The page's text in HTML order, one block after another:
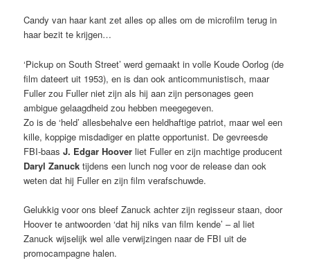
Candy van haar kant zet alles op alles om de microfilm terug in
haar bezit te krijgen…
‘Pickup on South Street’ werd gemaakt in volle Koude Oorlog (de
film dateert uit 1953), en is dan ook anticommunistisch, maar
Fuller zou Fuller niet zijn als hij aan zijn personages geen
ambigue gelaagdheid zou hebben meegegeven.
Zo is de ‘held’ allesbehalve een heldhaftige patriot, maar wel een
kille, koppige misdadiger en platte opportunist. De gevreesde
FBI-baasJ. Edgar Hoover liet Fuller en zijn machtige producent
Daryl Zanuck tijdens een lunch nog voor de release dan ook
weten dat hij Fuller en zijn film verafschuwde.
Gelukkig voor ons bleef Zanuck achter zijn regisseur staan, door
Hoover te antwoorden ‘dat hij niks van film kende’ – al liet
Zanuck wijselijk wel alle verwijzingen naar de FBI uit de
promocampagne halen.